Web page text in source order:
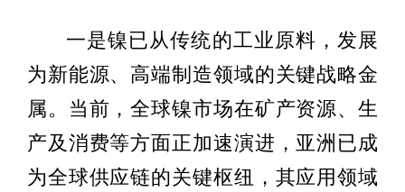
一是镍已从传统的工业原料，发展
为新能源、高端制造领域的关键战略金
属。当前，全球镍市场在矿产资源、生
产及消费等方面正加速演进，亚洲已成
为全球供应链的关键枢纽，其应用领域